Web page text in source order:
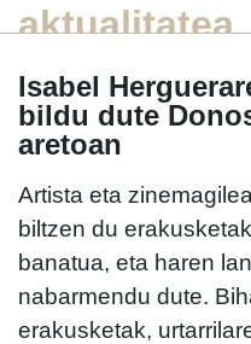
aktualitatea
Isabel
bildu dute
aretoan
Artista eta
biltzen du
banatua, eta haren
nabarmendu dute.
erakusketak,